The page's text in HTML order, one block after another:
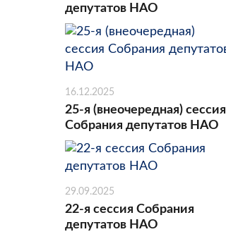
депутатов НАО
16.12.2025
25-я (внеочередная) сессия
Собрания депутатов НАО
29.09.2025
22-я сессия Собрания
депутатов НАО